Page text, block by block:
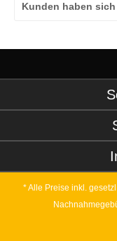
Kunden haben
* Alle Preise inkl.